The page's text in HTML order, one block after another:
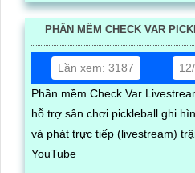
PHẦN MỀM CHECK VAR
Lần xem: 3187
Phần mềm Check Var
hỗ trợ sân chơi pickleball ghi
và phát trực tiếp (livestream)
YouTube